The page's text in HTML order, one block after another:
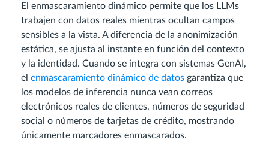
El enmascaramiento dinámico permite que los LLMs
trabajen con datos reales mientras ocultan campos
sensibles a la vista. A diferencia de la anonimización
estática, se ajusta al instante en función del contexto
y la identidad. Cuando se integra con sistemas GenAI,
el enmascaramiento dinámico de datos garantiza que
los modelos de inferencia nunca vean correos
electrónicos reales de clientes, números de seguridad
social o números de tarjetas de crédito, mostrando
únicamente marcadores enmascarados.